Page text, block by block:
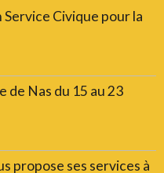
Civique pour la
de Nas du 15 au 23
propose ses services à